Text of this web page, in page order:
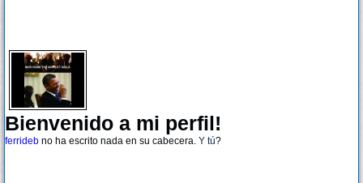
Bienvenido a mi perfil!
ferrideb no ha escrito nada en su cabecera. Y tú?